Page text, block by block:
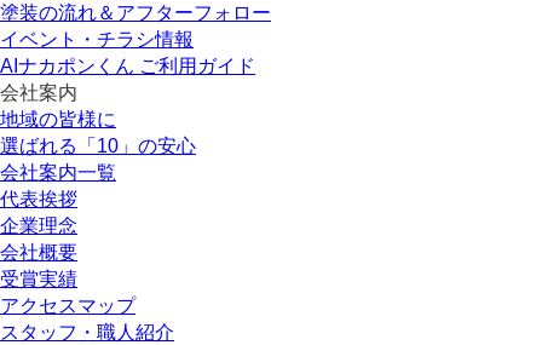
塗装の流れ＆アフターフォロー
イベント・チラシ情報
AIナカポンくん ご利用ガイド
会社案内
地域の皆様に
選ばれる「10」の安心
会社案内一覧
代表挨拶
企業理念
会社概要
受賞実績
アクセスマップ
スタッフ・職人紹介